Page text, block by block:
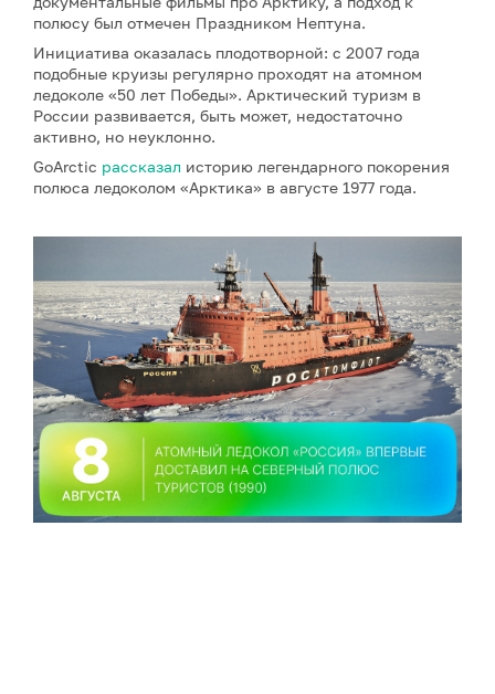
полюсу был отмечен Праздником Нептуна.
Инициатива оказалась плодотворной: с 2007 года
подобные круизы регулярно проходят на атомном
ледоколе «50 лет Победы». Арктический туризм в
России развивается, быть может, недостаточно
активно, но неуклонно.
GoArctic рассказал историю легендарного покорения
полюса ледоколом «Арктика» в августе 1977 года.